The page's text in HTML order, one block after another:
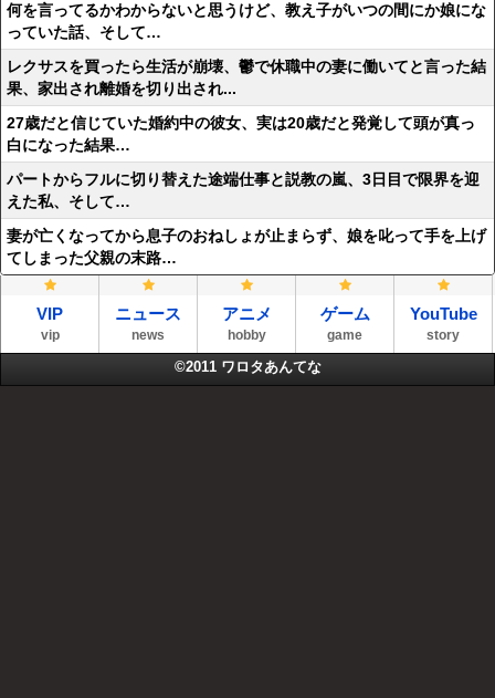
何を言ってるかわからないと思うけど、教え子がいつの間にか娘にな
っていた話、そして…
レクサスを買ったら生活が崩壊、鬱で休職中の妻に働いてと言った結
果、家出され離婚を切り出され...
27歳だと信じていた婚約中の彼女、実は20歳だと発覚して頭が真っ
白になった結果…
パートからフルに切り替えた途端仕事と説教の嵐、3日目で限界を迎
えた私、そして…
妻が亡くなってから息子のおねしょが止まらず、娘を叱って手を上げ
てしまった父親の末路…
VIP
vip
ニュース
news
アニメ
hobby
ゲーム
game
YouTube
story
©2011 ワロタあんてな